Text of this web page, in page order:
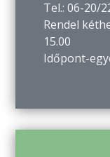
Tel.: 06-20/
Rendel
15.00
Időpont-